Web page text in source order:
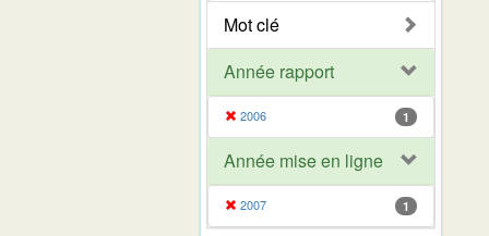
Mot clé
Année rapport
2006 1
Année mise en ligne
2007 1